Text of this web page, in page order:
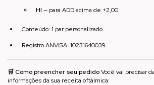
HI — para ADD acima de +2,00
Conteúdo: 1 par personalizado
Registro ANVISA: 10231640039
🛒 Como preencher seu pedidoVocê vai precisar
informações da sua receita oftálmica: